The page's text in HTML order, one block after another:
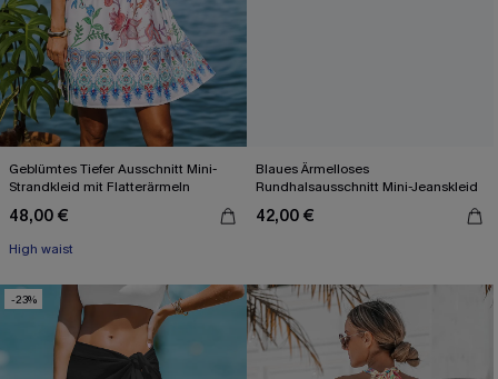
Geblümtes Tiefer Ausschnitt Mini-
Strandkleid mit Flatterärmeln
48,00 €
High waist
Blaues Ärmelloses
Rundhalsausschnitt Mini-Jeanskleid
42,00 €
-23%